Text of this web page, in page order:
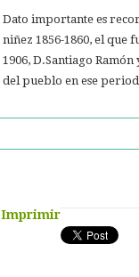
Dato importante es
niñez 1856-1860, el que
1906, D.Santiago
del pueblo en ese
Imprimir